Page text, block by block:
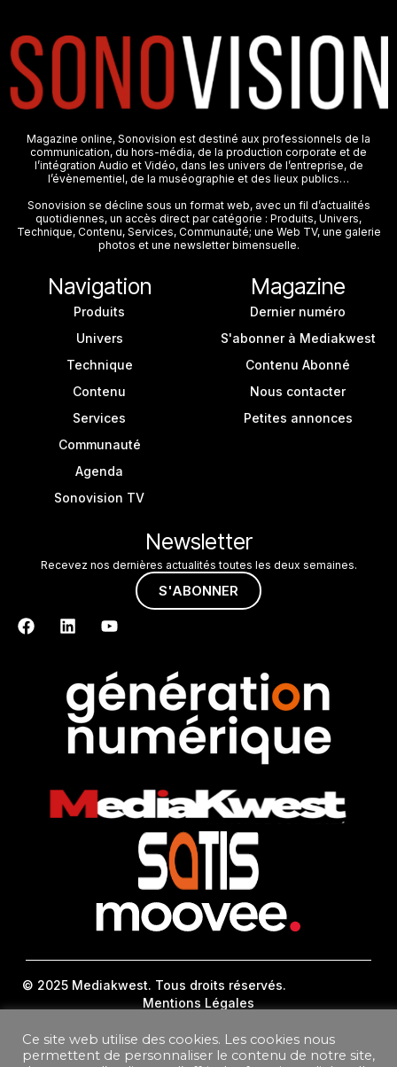
Magazine online, Sonovision est destiné aux professionnels de la
communication, du hors-média, de la production corporate et de
l’intégration Audio et Vidéo, dans les univers de l’entreprise, de
l’évènementiel, de la muséographie et des lieux publics…
Sonovision se décline sous un format web, avec un fil d’actualités
quotidiennes, un accès direct par catégorie : Produits, Univers,
Technique, Contenu, Services, Communauté; une Web TV, une galerie
photos et une newsletter bimensuelle.
Navigation
Produits
Univers
Technique
Contenu
Services
Communauté
Agenda
Sonovision TV
Magazine
Dernier numéro
S'abonner à Mediakwest
Contenu Abonné
Nous contacter
Petites annonces
Newsletter
Recevez nos dernières actualités toutes les deux semaines.
S'ABONNER
© 2025 Mediakwest. Tous droits réservés.
Mentions Légales
Contact
Plan Du Site
Ce site web utilise des cookies. Les cookies nous
permettent de personnaliser le contenu de notre site,